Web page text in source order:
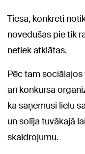
Tiesa, konkrēti
novedušas pie tik
netiek atklātas.
Pēc tam
arī konkursa
ka saņēmusi lielu
un solīja tuvākajā
skaidrojumu.